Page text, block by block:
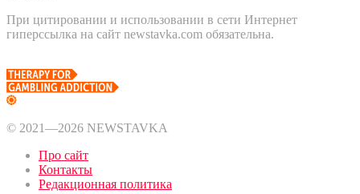
При цитировании и использовании в сети Интернет
гиперссылка на сайт newstavka.com обязательна.
© 2021—2026 NEWSTAVKA
Про сайт
Контакты
Редакционная политика